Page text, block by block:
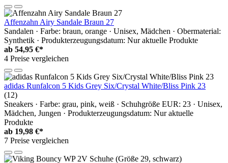
Affenzahn Airy Sandale Braun 27
Sandalen · Farbe: braun, orange · Unisex, Mädchen · Obermaterial:
Synthetik · Produkterzeugungsdatum: Nur aktuelle Produkte
ab 54,95 €*
4 Preise vergleichen
adidas Runfalcon 5 Kids Grey Six/Crystal White/Bliss Pink 23
(12)
Sneakers · Farbe: grau, pink, weiß · Schuhgröße EUR: 23 · Unisex,
Mädchen, Jungen · Produkterzeugungsdatum: Nur aktuelle
Produkte
ab 19,98 €*
7 Preise vergleichen